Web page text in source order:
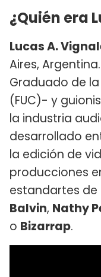
¿Quién era
Lucas A.
Aires,
Graduado de
(FUC)- y
la industria
desarrollado
la edición de
producciones
estandartes
Balvin, Nathy
o Bizarrap.